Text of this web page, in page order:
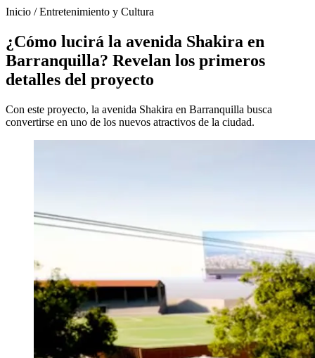
Inicio /Entretenimiento y Cultura
¿Cómo lucirá la avenida Shakira en
Barranquilla? Revelan los primeros
detalles del proyecto
Con este proyecto, la avenida Shakira en Barranquilla busca
convertirse en uno de los nuevos atractivos de la ciudad.